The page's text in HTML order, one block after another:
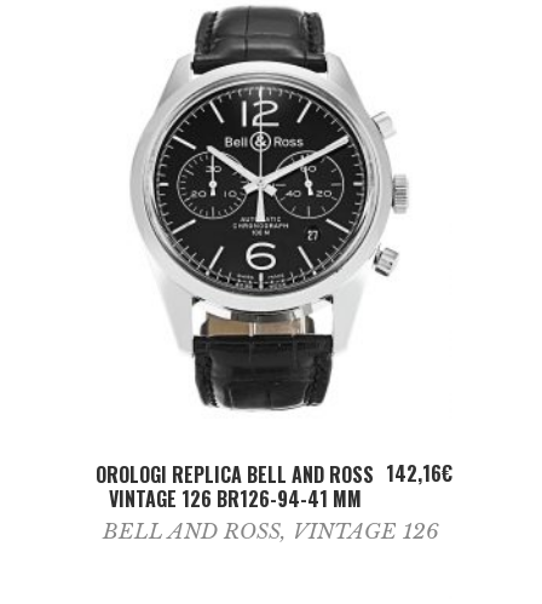
ADD TO CART
OROLOGI REPLICA BELL AND ROSS
VINTAGE 126 BR126-94-41 MM
142,16€
BELL AND ROSS, VINTAGE 126